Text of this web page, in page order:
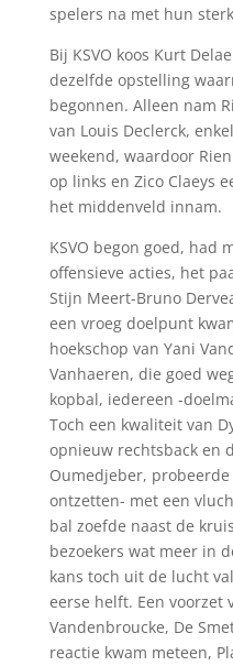
spelers na met hun
Bij KSVO koos Kurt
dezelfde opstelling
begonnen. Alleen nam
van Louis Declerck,
weekend, waardoor
op links en Zico Claeys
het middenveld innam.
KSVO begon goed, had
offensieve acties, het
Stijn Meert-Bruno
een vroeg doelpunt
hoekschop van Yani
Vanhaeren, die goed
kopbal, iedereen -
Toch een kwaliteit van
opnieuw rechtsback en
Oumedjeber,
ontzetten- met een
bal zoefde naast de
bezoekers wat meer in
kans toch uit de lucht
eerse helft. Een voorzet
Vandenbroucke, De
reactie kwam meteen,